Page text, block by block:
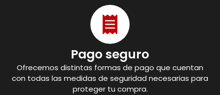
Pago seguro
Ofrecemos distintas formas de pago que cuentan
con todas las medidas de seguridad necesarias para
proteger tu compra.